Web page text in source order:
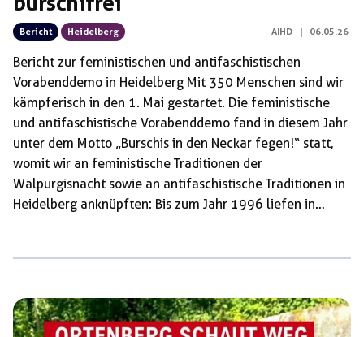
Bericht Heidelberg AIHD 06.05.26
Bericht zur feministischen und antifaschistischen
Vorabenddemo in Heidelberg Mit 350 Menschen sind wir
kämpferisch in den 1. Mai gestartet. Die feministische
und antifaschistische Vorabenddemo fand in diesem Jahr
unter dem Motto „Burschis in den Neckar fegen!“ statt,
womit wir an feministische Traditionen der
Walpurgisnacht sowie an antifaschistische Traditionen in
Heidelberg anknüpften: Bis zum Jahr 1996 liefen in
Heidelberg dieses braune Treiben zurückschlug,
marschierten 1997 keine Burschis mehr auf und der